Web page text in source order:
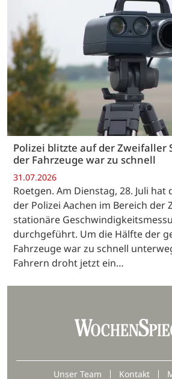
Polizei blitzte auf der Zweifaller
der Fahrzeuge war zu schnell
31.07.2026
Roetgen. Am Dienstag, 28. Juli
der Polizei Aachen im Bereich der
stationäre
durchgeführt. Um die Hälfte der
Fahrzeuge war zu schnell
Fahrern droht jetzt ein…
Unser Team Kontakt